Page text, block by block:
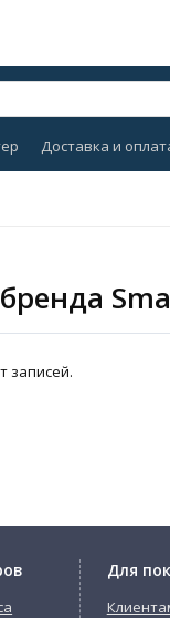
Доставка и
записей.
Для